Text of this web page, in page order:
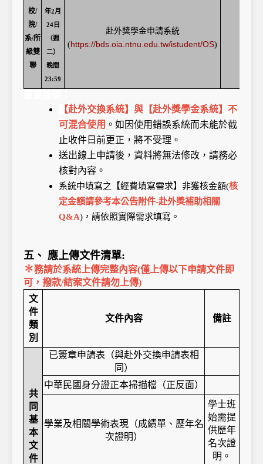
校/
院/
系/所
級雙
聯
年2月
24日
（週
二）
晚間
23:59
赴外獎學金申請系統
(https://bds.oia.ntnu.edu.tw/istudent/OS)
【赴外交換系統】與【赴外獎學金系統】不
可混合使用 。如因使用錯誤系統而未能於截
止收件日前更正，將不受理。
送出線上申請後，資料將無法修改，請務必
核對內容。
系統中填寫之【經費填寫需求】非獲核金額(核
定金額請參考本公告附件-赴外獎補助相關
Q&A)，請依照實際需求填寫。
五、 應上傳文件清單:
✽務請於系統上傳完整內容(僅上傳以下申請文件即
可，撥款/結案文件請勿上傳)
文
件
類
別
文件內容 備註
共
同
基
本
文
件
已簽章申請表（與赴外交換申請表相
同）
中華民國身分證正本掃描檔（正反面）
學業及相關學術表現（成績單、歷年名
次證明）
學士班
始需提
供歷年
名次證
明。